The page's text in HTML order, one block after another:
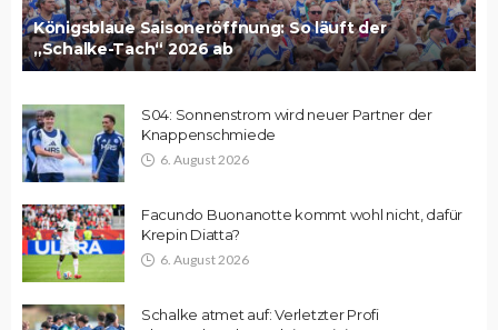
Königsblaue Saisoneröffnung: So läuft der
„Schalke-Tach“ 2026 ab
S04: Sonnenstrom wird neuer Partner der
Knappenschmiede
6. August 2026
Facundo Buonanotte kommt wohl nicht, dafür
Krepin Diatta?
6. August 2026
Schalke atmet auf: Verletzter Profi